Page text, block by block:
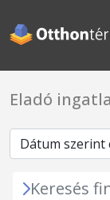
Eladó
Keresés